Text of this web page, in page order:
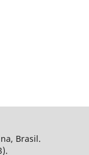
Brasil.